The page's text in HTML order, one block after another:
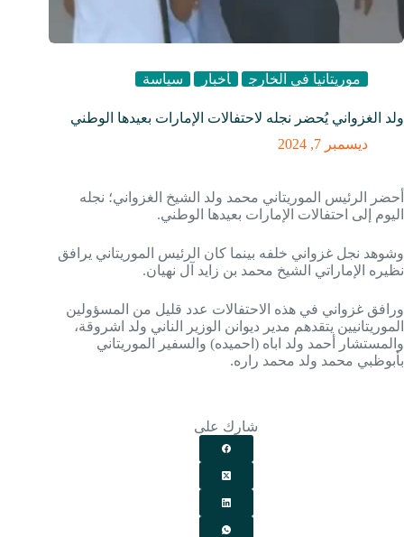
موريتانيا في الخارج أخبار سياسة
ولد الغزواني يُحضر نجله لاحتفالات الإمارات بعيدها الوطني
ديسمبر 7, 2024
أحضر الرئيس الموريتاني محمد ولد الشيخ الغزواني؛ نجله
اليوم إلى احتفالات الإمارات بعيدها الوطني.
وشوهد نجل غزواني خلفه بينما كان الرئيس الموريتاني يرافق
نظيره الإماراتي الشيخ محمد بن زايد آل نهيان.
ورافق غزواني في هذه الاحتفالات عدد قليل من المسؤولين
الموريتانيين يتقدهم مدير ديوانن الوزير الناني ولد اشروقة،
والمستشار أحمد ولد اباه (احميده) والسفير الموريتاني
بأبوظبي محمد ولد محمد راره.
شارك على